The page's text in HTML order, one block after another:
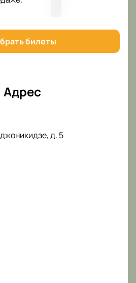
выступление
способ обеспечить
концерте.
билеты
Адрес
д. 5